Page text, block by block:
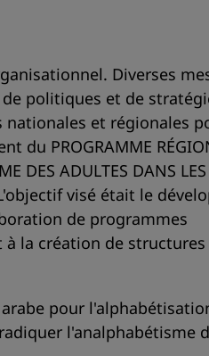
Diverses
politiques et de
nationales et régionales
PROGRAMME
DES ADULTES DANS LES
visé était le
de programmes
la création de structures
arabe pour
l'analphabétisme